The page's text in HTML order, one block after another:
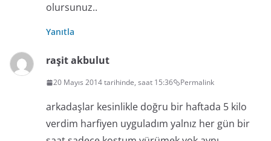
olursunuz..
Yanıtla
raşit akbulut
20 Mayıs 2014 tarihinde, saat 15:36 Permalink
arkadaşlar kesinlikle doğru bir haftada 5 kilo
verdim harfiyen uyguladım yalnız her gün bir